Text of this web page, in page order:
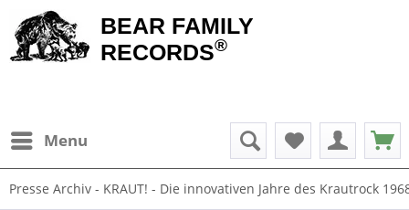
BEAR FAMILY
RECORDS®
Menu
Presse Archiv - KRAUT! - Die innovativen Jahre des Krautrock